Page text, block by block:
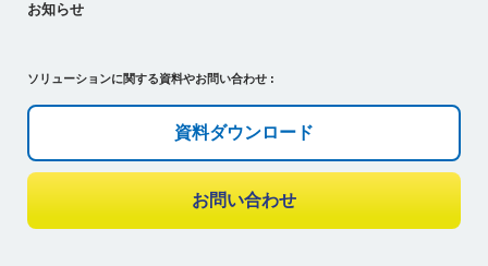
お知らせ
ソリューションに関する資料やお問い合わせ :
資料ダウンロード
お問い合わせ